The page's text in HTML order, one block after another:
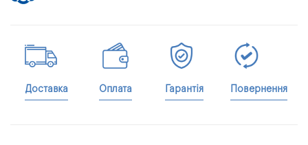
Доставка Оплата Гарантія Повернення